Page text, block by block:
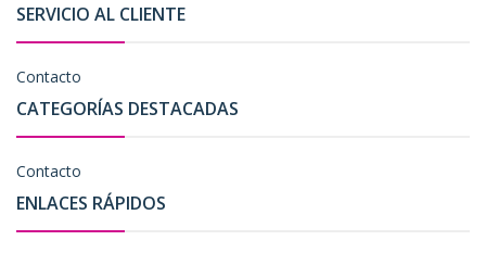
SERVICIO AL CLIENTE
Contacto
CATEGORÍAS DESTACADAS
Contacto
ENLACES RÁPIDOS